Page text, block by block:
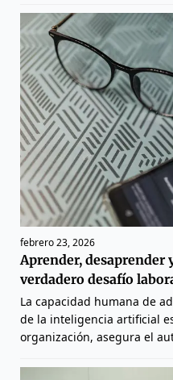
febrero 23, 2026
Aprender, desaprender
verdadero desafío
La capacidad humana de
de la inteligencia artificial
organización, asegura el